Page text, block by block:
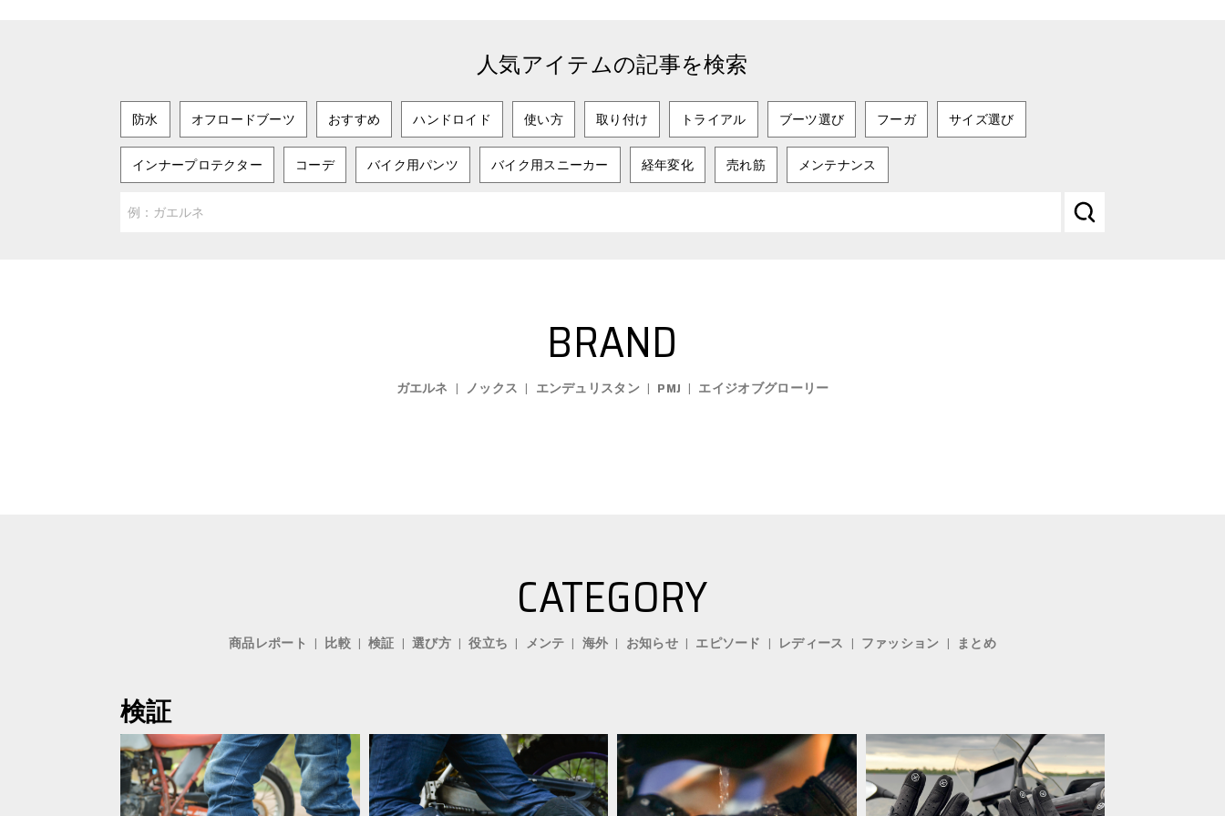
人気アイテムの記事を検索
防水 オフロードブーツ おすすめ ハンドロイド 使い方 取り付け トライアル ブーツ選び フーガ サイズ選び
インナープロテクター コーデ バイク用パンツ バイク用スニーカー 経年変化 売れ筋 メンテナンス
BRAND
ガエルネ ノックス エンデュリスタン PMJ エイジオブグローリー
CATEGORY
商品レポート 比較 検証 選び方 役立ち メンテ 海外 お知らせ エピソード レディース ファッション まとめ
検証